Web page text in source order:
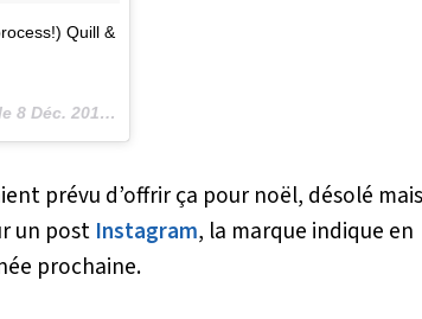
Quill &
8 Déc. 2016 à 20h51 PST
prévu d’offrir ça pour noël, désolé
un post Instagram, la marque indique en
prochaine.